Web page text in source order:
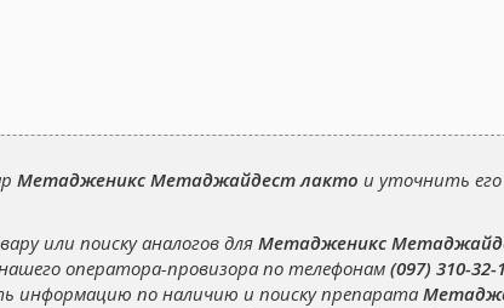
Метадженикс Метаджайдест лакто и уточнить его
или поиску аналогов для Метадженикс
оператора-провизора по телефонам (097) 310-32-
информацию по наличию и поиску препарата